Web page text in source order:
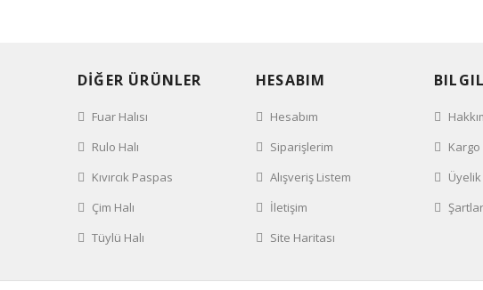
DİĞER ÜRÜNLER
Fuar Halısı
Rulo Halı
Kıvırcık Paspas
Çim Halı
Tüylü Halı
HESABIM
Hesabım
Siparişlerim
Alışveriş Listem
İletişim
Site Haritası